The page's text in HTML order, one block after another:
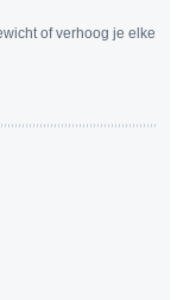
of verhoog je elke